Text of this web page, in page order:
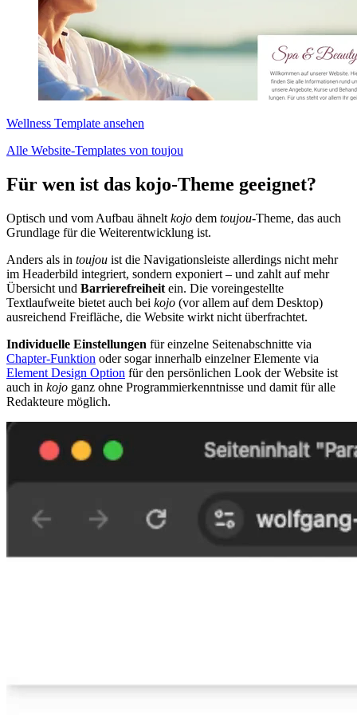
Wellness Template ansehen
Alle Website-Templates von toujou
Für wen ist das kojo-Theme geeignet?
Optisch und vom Aufbau ähnelt kojo dem toujou-Theme, das auch
Grundlage für die Weiterentwicklung ist.
Anders als in toujou ist die Navigationsleiste allerdings nicht mehr
im Headerbild integriert, sondern exponiert – und zahlt auf mehr
Übersicht und Barrierefreiheit ein. Die voreingestellte
Textlaufweite bietet auch bei kojo (vor allem auf dem Desktop)
ausreichend Freifläche, die Website wirkt nicht überfrachtet.
Individuelle Einstellungen für einzelne Seitenabschnitte via
Chapter-Funktion oder sogar innerhalb einzelner Elemente via
Element Design Option für den persönlichen Look der Website ist
auch in kojo ganz ohne Programmierkenntnisse und damit für alle
Redakteure möglich.